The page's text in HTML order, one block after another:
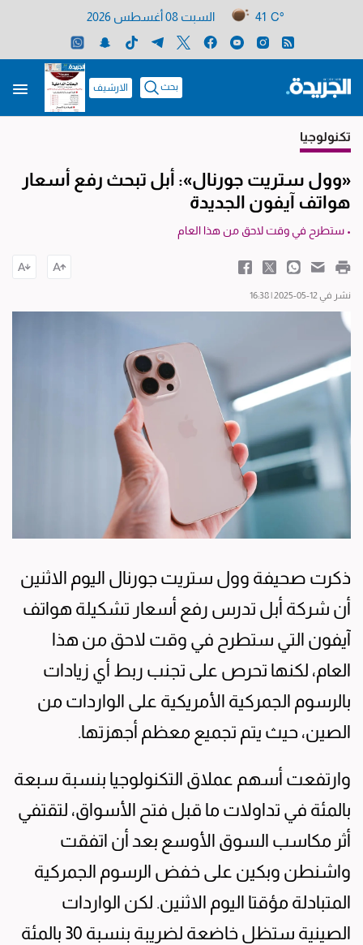
41 C° السبت 08 أغسطس 2026
بحث الارشيف
تكنولوجيا
«وول ستريت جورنال»: أبل تبحث رفع أسعار
هواتف آيفون الجديدة
• ستطرح في وقت لاحق من هذا العام
نشر في 12-05-2025 | 16:38
ذكرت صحيفة وول ستريت جورنال اليوم الاثنين
أن شركة أبل تدرس رفع أسعار تشكيلة هواتف
آيفون التي ستطرح في وقت لاحق من هذا
العام، لكنها تحرص على تجنب ربط أي زيادات
بالرسوم الجمركية الأمريكية على الواردات من
الصين، حيث يتم تجميع معظم أجهزتها.
وارتفعت أسهم عملاق التكنولوجيا بنسبة سبعة
بالمئة في تداولات ما قبل فتح الأسواق، لتقتفي
أثر مكاسب السوق الأوسع بعد أن اتفقت
واشنطن وبكين على خفض الرسوم الجمركية
المتبادلة مؤقتا اليوم الاثنين. لكن الواردات
الصينية ستظل خاضعة لضريبة بنسبة 30 بالمئة